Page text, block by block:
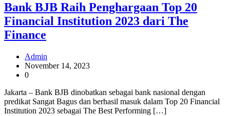
Bank BJB Raih Penghargaan Top 20
Financial Institution 2023 dari The
Finance
Admin
November 14, 2023
0
Jakarta – Bank BJB dinobatkan sebagai bank nasional dengan
predikat Sangat Bagus dan berhasil masuk dalam Top 20 Financial
Institution 2023 sebagai The Best Performing […]